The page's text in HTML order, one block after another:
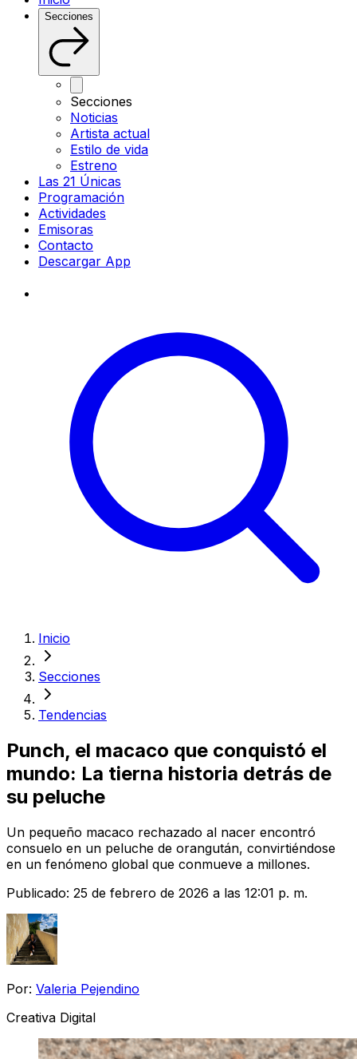
Secciones
Secciones
Noticias
Artista actual
Estilo de vida
Estreno
Las 21 Únicas
Programación
Actividades
Emisoras
Contacto
Descargar App
Inicio
Secciones
Tendencias
Punch, el macaco que conquistó el
mundo: La tierna historia detrás de
su peluche
Un pequeño macaco rechazado al nacer encontró
consuelo en un peluche de orangután, convirtiéndose
en un fenómeno global que conmueve a millones.
Publicado: 25 de febrero de 2026 a las 12:01 p. m.
Por: Valeria Pejendino
Creativa Digital